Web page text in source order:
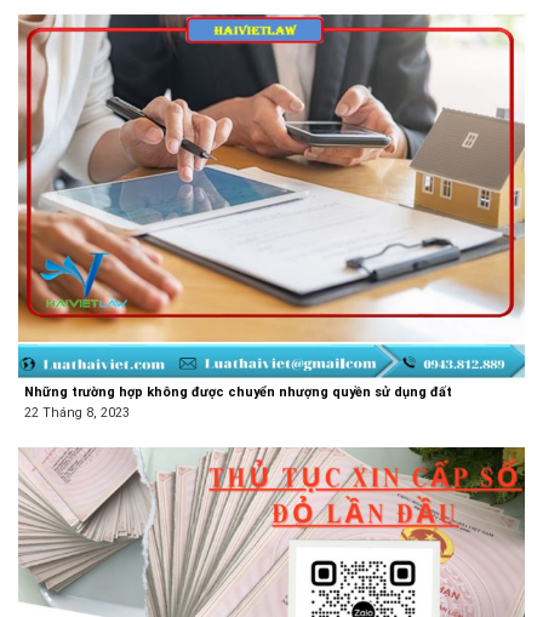
Những trường hợp không được chuyển nhượng quyền sử dụng đất
22 Tháng 8, 2023